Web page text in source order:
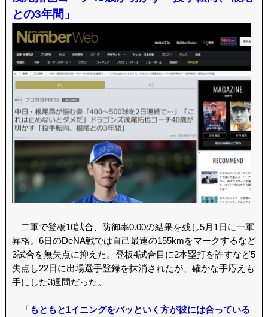
との3年間」
二軍で登板10試合、防御率0.00の結果を残し5月1日に一軍
昇格。6日のDeNA戦では自己最速の155kmをマークするなど
3試合を無失点に抑えた。登板4試合目に2本塁打を許すなど5
失点し22日に出場選手登録を抹消されたが、確かな手応えも
手にした3週間だった。
「もともと1イニングをバッといく方が彼には合っている